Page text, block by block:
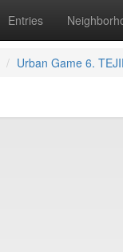
Entries
Urban Game 6.